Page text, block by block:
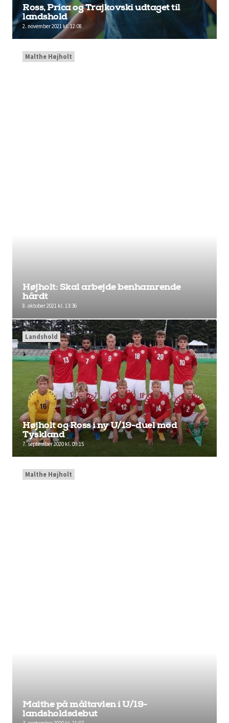
Ross, Prica og Trajkovski udtaget til
landshold
2. november 2021 kl. 12:08
Højholt: Skal arbejde benhamrende
hårdt
8. oktober 2021 kl. 13:36
Malthe Højholt
Højholt og Ross i ny U/19-duel mod
Tyskland
7. september 2020 kl. 09:15
Landshold
Malthe på måltavlen i U/19-
landsholdsdebut
Malthe Højholt